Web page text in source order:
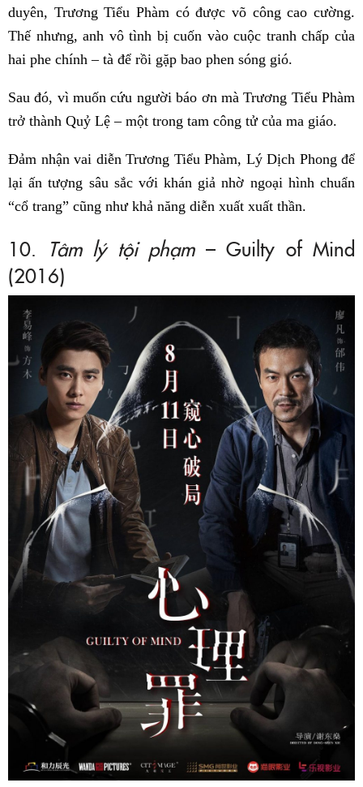
duyên, Trương Tiểu Phàm có được võ công cao cường.
Thế nhưng, anh vô tình bị cuốn vào cuộc tranh chấp của
hai phe chính – tà để rồi gặp bao phen sóng gió.
Sau đó, vì muốn cứu người báo ơn mà Trương Tiểu Phàm
trở thành Quỷ Lệ – một trong tam công tử của ma giáo.
Đảm nhận vai diễn Trương Tiểu Phàm, Lý Dịch Phong để
lại ấn tượng sâu sắc với khán giả nhờ ngoại hình chuẩn
“cổ trang” cũng như khả năng diễn xuất xuất thần.
10. Tâm lý tội phạm– Guilty of Mind
(2016)